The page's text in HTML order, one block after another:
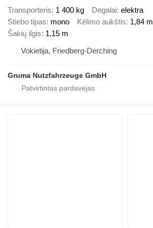
Transporteris 1 400 kg Degalai elektra
Stiebo tipas mono Kėlimo aukštis 1,84 m
Šakių ilgis 1,15 m
Vokietija, Friedberg-Derching
Gruma Nutzfahrzeuge GmbH